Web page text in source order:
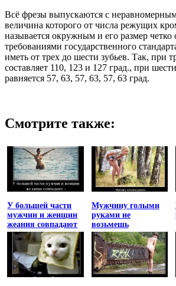
Всё фрезы выпускаются с
величина которого от числа режущих
называется окружным и его размер четко
требованиями государственного
иметь от трех до шести зубьев. Так, при
составляет 110, 123 и 127 град., при
равняется 57, 63, 57, 63, 57, 63 град.
Смотрите также:
У большей части
мужчин и женщин
жеания совпадают
Мужчину голыми
руками не
возьмешь